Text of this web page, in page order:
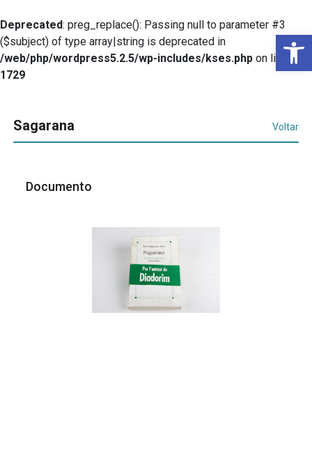
Deprecated: preg_replace(): Passing null to parameter #3
($subject) of type array|string is deprecated in
/web/php/wordpress5.2.5/wp-includes/kses.php on line
1729
Sagarana Voltar
Documento